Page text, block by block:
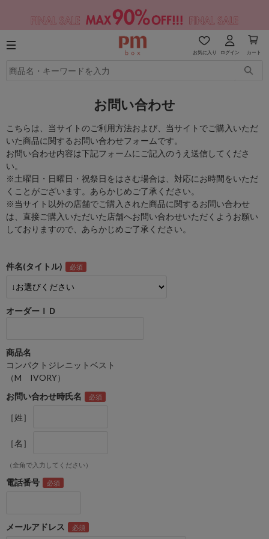
お気に入り ログイン カート
お問い合わせ
こちらは、当サイトのご利用方法および、当サイトでご購入いただ
いた商品に関するお問い合わせフォームです。
お問い合わせ内容は下記フォームにご記入のうえ送信してくださ
い。
※土曜日・日曜日・祝祭日をはさむ場合は、対応にお時間をいただ
くことがございます。あらかじめご了承ください。
※当サイト以外の店舗でご購入された商品に関するお問い合わせ
は、直接ご購入いただいた店舗へお問い合わせいただくようお願い
しておりますので、あらかじめご了承ください。
件名(タイトル)
オーダーＩＤ
商品名
コンパクトジレニットベスト
（M IVORY）
お問い合わせ時氏名
［姓］
［名］
（全角で入力してください）
電話番号
メールアドレス